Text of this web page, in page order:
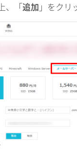
、「追加 」をクリ